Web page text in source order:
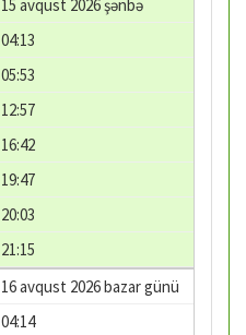
15 avqust 2026 şənbə
04:13
05:53
12:57
16:42
19:47
20:03
21:15
16 avqust 2026 bazar günü
04:14